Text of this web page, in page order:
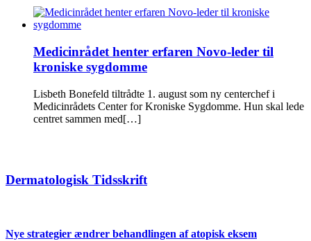
Medicinrådet henter erfaren Novo-leder til
kroniske sygdomme
Lisbeth Bonefeld tiltrådte 1. august som ny centerchef i
Medicinrådets Center for Kroniske Sygdomme. Hun skal lede
centret sammen med[…]
Dermatologisk Tidsskrift
Nye strategier ændrer behandlingen af atopisk eksem